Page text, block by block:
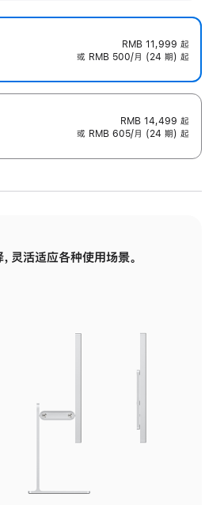
RMB 11,999 起
或 RMB 500/月 (24 期) 起
RMB 14,499 起
或 RMB 605/月 (24 期) 起
灵活适应各种使用场景。